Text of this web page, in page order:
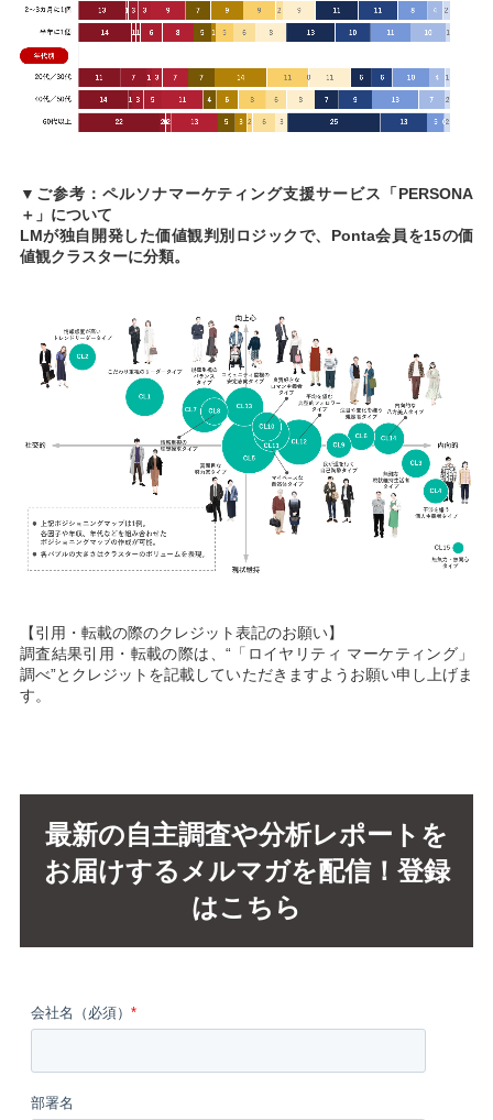
▼ご参考：ペルソナマーケティング支援サービス「PERSONA
＋」について
LMが独自開発した価値観判別ロジックで、Ponta会員を15の価
値観クラスターに分類。
【引用・転載の際のクレジット表記のお願い】
調査結果引用・転載の際は、“「ロイヤリティ マーケティング」
調べ”とクレジットを記載していただきますようお願い申し上げま
す。
最新の自主調査や分析レポートを
お届けするメルマガを配信！登録
はこちら